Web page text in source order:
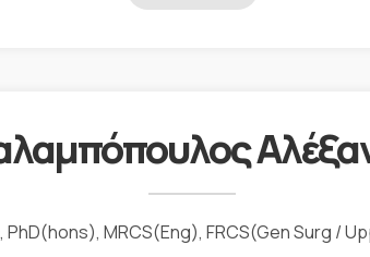
MRCS(Eng), FRCS(Gen Surg /